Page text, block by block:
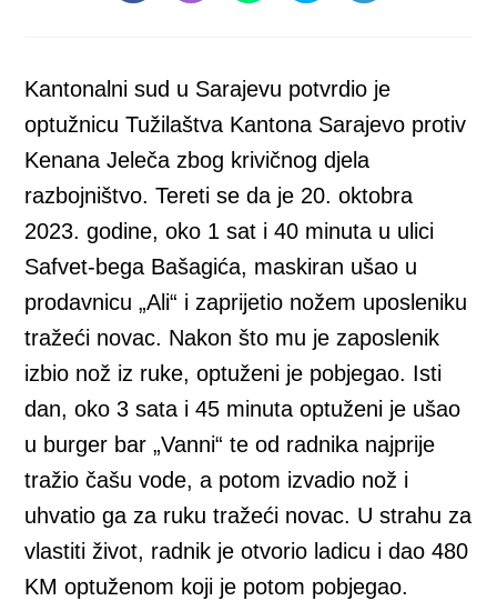
Kantonalni sud u Sarajevu potvrdio je
optužnicu Tužilaštva Kantona Sarajevo protiv
Kenana Jeleča zbog krivičnog djela
razbojništvo. Tereti se da je 20. oktobra
2023. godine, oko 1 sat i 40 minuta u ulici
Safvet-bega Bašagića, maskiran ušao u
prodavnicu „Ali“ i zaprijetio nožem uposleniku
tražeći novac. Nakon što mu je zaposlenik
izbio nož iz ruke, optuženi je pobjegao. Isti
dan, oko 3 sata i 45 minuta optuženi je ušao
u burger bar „Vanni“ te od radnika najprije
tražio čašu vode, a potom izvadio nož i
uhvatio ga za ruku tražeći novac. U strahu za
vlastiti život, radnik je otvorio ladicu i dao 480
KM optuženom koji je potom pobjegao.